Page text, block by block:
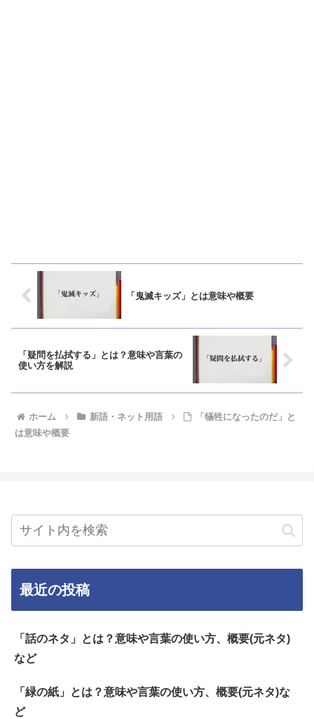
「鬼滅キッズ」とは意味や概要
「疑問を払拭する」とは？意味や言葉の
使い方を解説
ホーム 新語・ネット用語
「犠牲になったのだ」と
は意味や概要
最近の投稿
「話のネタ」とは？意味や言葉の使い方、概要(元ネタ)
など
「緑の紙」とは？意味や言葉の使い方、概要(元ネタ)な
ど